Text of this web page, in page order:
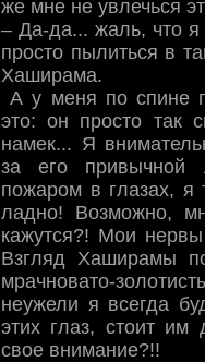
же мне не увлечься
– Да-да... жаль, что я
просто пылиться в
Хаширама.
А у меня по спине
это: он просто так
намек... Я
за его привычной
пожаром в глазах, я
ладно! Возможно,
кажутся?! Мои
Взгляд Хаширамы
мрачновато-
неужели я всегда
этих глаз, стоит
свое внимание?!!